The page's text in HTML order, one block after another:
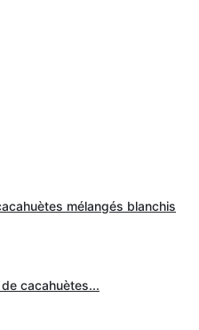
mélangés blanchis